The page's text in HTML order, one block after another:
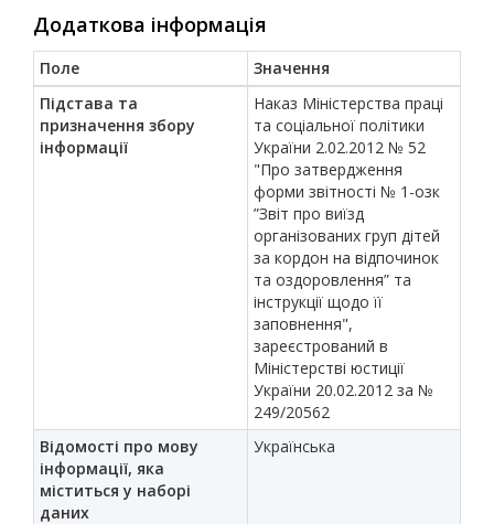
Додаткова інформація
Поле
Значення
Підстава та
призначення збору
інформації
Наказ Міністерства праці
та соціальної політики
України 2.02.2012 № 52
"Про затвердження
форми звітності № 1-озк
”Звіт про виїзд
організованих груп дітей
за кордон на відпочинок
та оздоровлення” та
інструкції щодо її
заповнення",
зареєстрований в
Міністерстві юстиції
України 20.02.2012 за №
249/20562
Відомості про мову
інформації, яка
міститься у наборі
даних
Українська